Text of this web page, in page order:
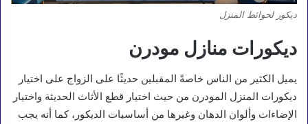
ديكور لحوائط المنزل
ديكورات منازل مودرن
يميل الكثير من الناس خاصةً المقبلين حديثًا على الزواج على اختيار
ديكورات المنزل المودرن من حيث اختيار قطع الأثاث الحديثة واختيار
الإضاءات وألوان الدهان وغيرها من أساسيات الديكور، كما أنه يجب